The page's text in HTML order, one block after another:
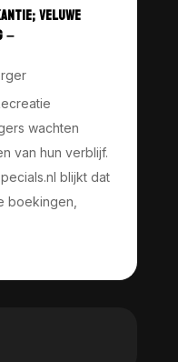
VELUWE
–
wachten
van hun verblijf.
blijkt dat
boekingen,